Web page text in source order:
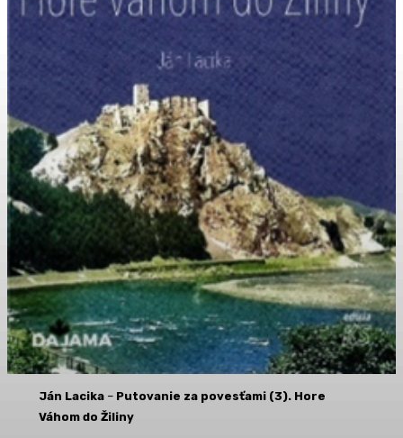
Ján Lacika– Putovanie za povesťami (3). Hore
Váhom do Žiliny